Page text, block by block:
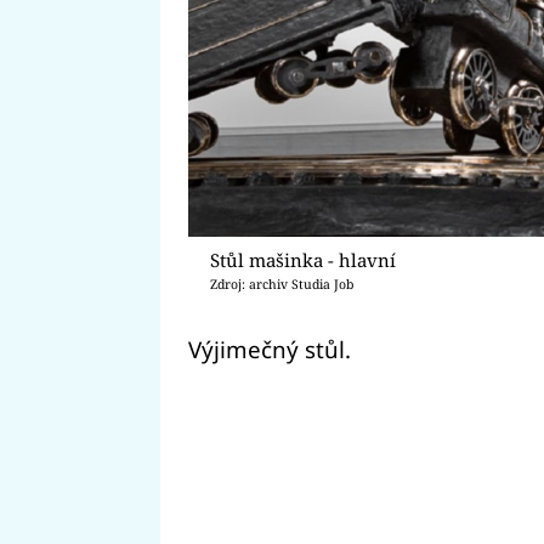
Stůl mašinka - hlavní
Zdroj: archiv Studia Job
Výjimečný stůl.